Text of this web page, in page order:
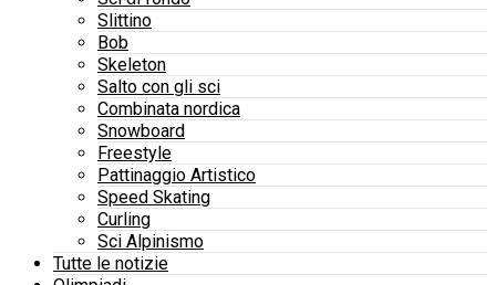
Slittino
Bob
Skeleton
Salto con gli sci
Combinata nordica
Snowboard
Freestyle
Pattinaggio Artistico
Speed Skating
Curling
Sci Alpinismo
Tutte le notizie